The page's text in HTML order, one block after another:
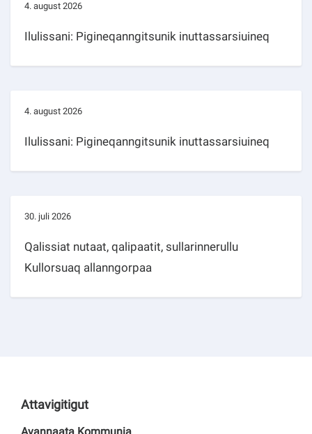
4. august 2026
Ilulissani: Pigineqanngitsunik inuttassarsiuineq
4. august 2026
Ilulissani: Pigineqanngitsunik inuttassarsiuineq
30. juli 2026
Qalissiat nutaat, qalipaatit, sullarinnerullu
Kullorsuaq allanngorpaa
Attavigitigut
Avannaata Kommunia